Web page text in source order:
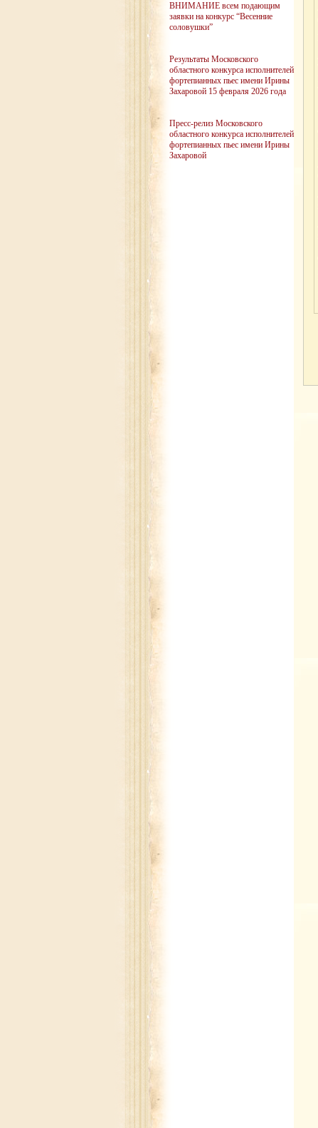
ВНИМАНИЕ всем подающим
заявки на конкурс “Весенние
соловушки”
Результаты Московского
областного конкурса исполнителей
фортепианных пьес имени Ирины
Захаровой 15 февраля 2026 года
Пресс-релиз Московского
областного конкурса исполнителей
фортепианных пьес имени Ирины
Захаровой